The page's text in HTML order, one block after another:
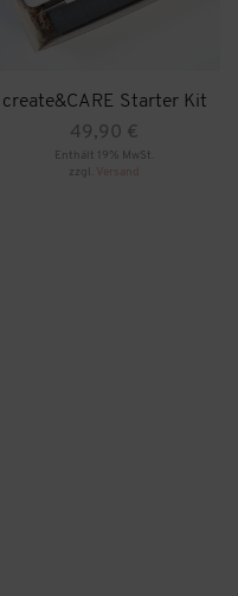
create&CARE Starter Kit
49,90 €
Enthält 19% MwSt.
zzgl. Versand